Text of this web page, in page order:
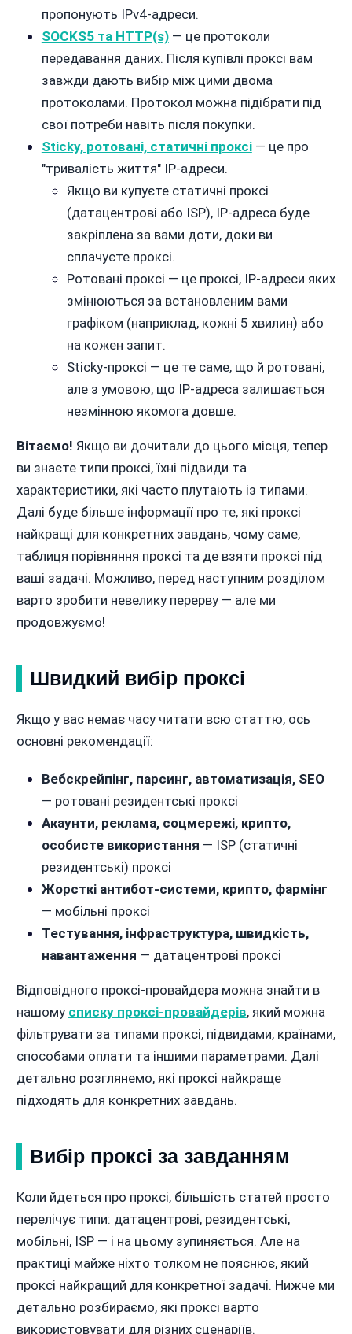
пропонують IPv4-адреси.
SOCKS5 та HTTP(s)— це протоколи
передавання даних. Після купівлі проксі вам
завжди дають вибір між цими двома
протоколами. Протокол можна підібрати під
свої потреби навіть після покупки.
Sticky, ротовані, статичні проксі— це про
"тривалість життя" IP-адреси.
Якщо ви купуєте статичні проксі
(датацентрові або ISP), IP-адреса буде
закріплена за вами доти, доки ви
сплачуєте проксі.
Ротовані проксі — це проксі, IP-адреси яких
змінюються за встановленим вами
графіком (наприклад, кожні 5 хвилин) або
на кожен запит.
Sticky-проксі — це те саме, що й ротовані,
але з умовою, що IP-адреса залишається
незмінною якомога довше.
Вітаємо! Якщо ви дочитали до цього місця, тепер
ви знаєте типи проксі, їхні підвиди та
характеристики, які часто плутають із типами.
Далі буде більше інформації про те, які проксі
найкращі для конкретних завдань, чому саме,
таблиця порівняння проксі та де взяти проксі під
ваші задачі. Можливо, перед наступним розділом
варто зробити невелику перерву — але ми
продовжуємо!
Швидкий вибір проксі
Якщо у вас немає часу читати всю статтю, ось
основні рекомендації:
Вебскрейпінг, парсинг, автоматизація, SEO
— ротовані резидентські проксі
Акаунти, реклама, соцмережі, крипто,
особисте використання — ISP (статичні
резидентські) проксі
Жорсткі антибот-системи, крипто, фармінг
— мобільні проксі
Тестування, інфраструктура, швидкість,
навантаження — датацентрові проксі
Відповідного проксі-провайдера можна знайти в
нашому списку проксі-провайдерів, який можна
фільтрувати за типами проксі, підвидами, країнами,
способами оплати та іншими параметрами. Далі
детально розглянемо, які проксі найкраще
підходять для конкретних завдань.
Вибір проксі за завданням
Коли йдеться про проксі, більшість статей просто
перелічує типи: датацентрові, резидентські,
мобільні, ISP — і на цьому зупиняється. Але на
практиці майже ніхто толком не пояснює, який
проксі найкращий для конкретної задачі. Нижче ми
детально розбираємо, які проксі варто
використовувати для різних сценаріїв.